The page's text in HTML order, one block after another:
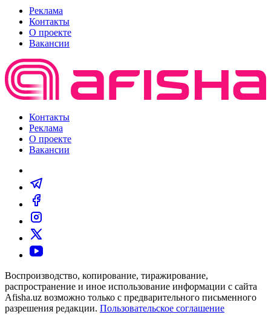
Реклама
Контакты
О проекте
Вакансии
Контакты
Реклама
О проекте
Вакансии
Воспроизводство, копирование, тиражирование,
распространение и иное использование информации с сайта
Afisha.uz возможно только с предварительного письменного
разрешения редакции. Пользовательское соглашение